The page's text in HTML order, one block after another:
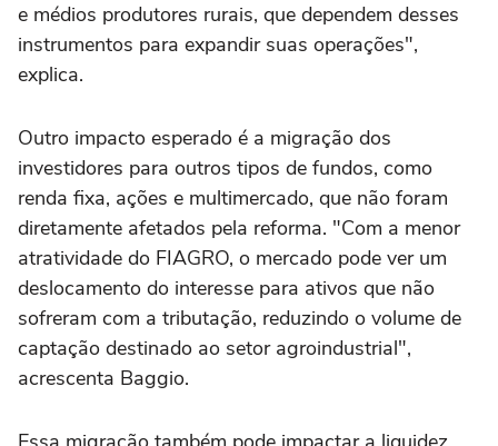
e médios produtores rurais, que dependem desses
instrumentos para expandir suas operações",
explica.
Outro impacto esperado é a migração dos
investidores para outros tipos de fundos, como
renda fixa, ações e multimercado, que não foram
diretamente afetados pela reforma. "Com a menor
atratividade do FIAGRO, o mercado pode ver um
deslocamento do interesse para ativos que não
sofreram com a tributação, reduzindo o volume de
captação destinado ao setor agroindustrial",
acrescenta Baggio.